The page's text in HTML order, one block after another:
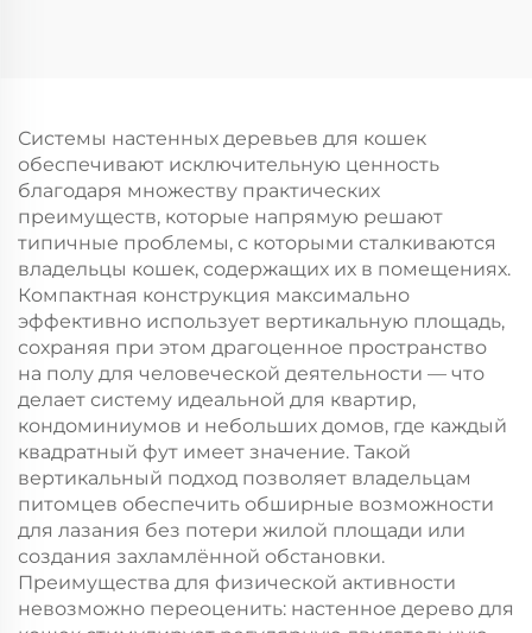
современный дизайн,
подвесная полка для
гостиной и кухни
Системы настенных деревьев для кошек
обеспечивают исключительную ценность
благодаря множеству практических
преимуществ, которые напрямую решают
типичные проблемы, с которыми сталкиваются
владельцы кошек, содержащих их в помещениях.
Компактная конструкция максимально
эффективно использует вертикальную площадь,
сохраняя при этом драгоценное пространство
на полу для человеческой деятельности — что
делает систему идеальной для квартир,
кондоминиумов и небольших домов, где каждый
квадратный фут имеет значение. Такой
вертикальный подход позволяет владельцам
питомцев обеспечить обширные возможности
для лазания без потери жилой площади или
создания захламлённой обстановки.
Преимущества для физической активности
невозможно переоценить: настенное дерево для